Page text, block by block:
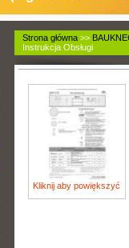
Strona główna >>
Instrukcja Obsługi
Kliknij aby powiększyć